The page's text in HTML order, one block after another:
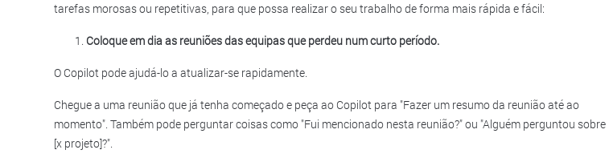
tarefas morosas ou repetitivas, para que possa realizar o seu trabalho de forma mais rápida e fácil:
Coloque em dia as reuniões das equipas que perdeu num curto período.
O Copilot pode ajudá-lo a atualizar-se rapidamente.
Chegue a uma reunião que já tenha começado e peça ao Copilot para "Fazer um resumo da reunião até ao
momento". Também pode perguntar coisas como "Fui mencionado nesta reunião?" ou "Alguém perguntou sobre
[x projeto]?".